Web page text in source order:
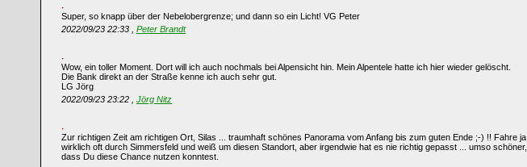
Super, so knapp über der Nebelobergrenze; und dann so ein Licht! VG Peter
2022/09/23 22:33 , Peter Brandt
Wow, ein toller Moment. Dort will ich auch nochmals bei Alpensicht hin. Mein Alpentele hatte ich hier wieder gelöscht.
Die Bank direkt an der Straße kenne ich auch sehr gut.
LG Jörg
2022/09/23 23:22 , Jörg Nitz
Zur richtigen Zeit am richtigen Ort, Silas ... traumhaft schönes Panorama vom Anfang bis zum guten Ende ;-) !! Fahre ja
wirklich oft durch Simmersfeld und weiß um diesen Standort, aber irgendwie hat es nie richtig gepasst ... umso schöner,
dass Du diese Chance nutzen konntest.